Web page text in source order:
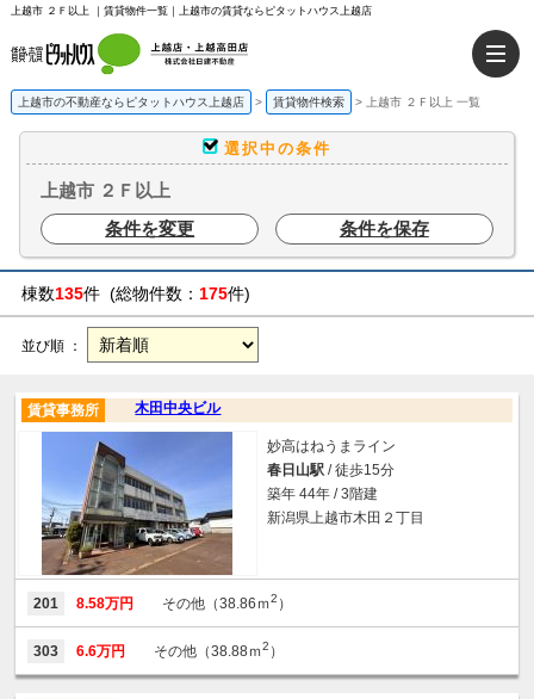
上越市 ２Ｆ以上 ｜賃貸物件一覧｜上越市の賃貸ならピタットハウス上越店
上越市の不動産ならピタットハウス上越店 > 賃貸物件検索 > 上越市 ２Ｆ以上 一覧
選択中の条件
上越市 ２Ｆ以上
条件を変更
条件を保存
棟数135件 (総物件数： 175件)
並び順 ：
木田中央ビル
賃貸事務所
妙高はねうまライン
春日山駅 / 徒歩15分
築年 44年 / 3階建
新潟県上越市木田２丁目
201 8.58万円 その他（38.86ｍ2 ）
303 6.6万円 その他（38.88ｍ2 ）